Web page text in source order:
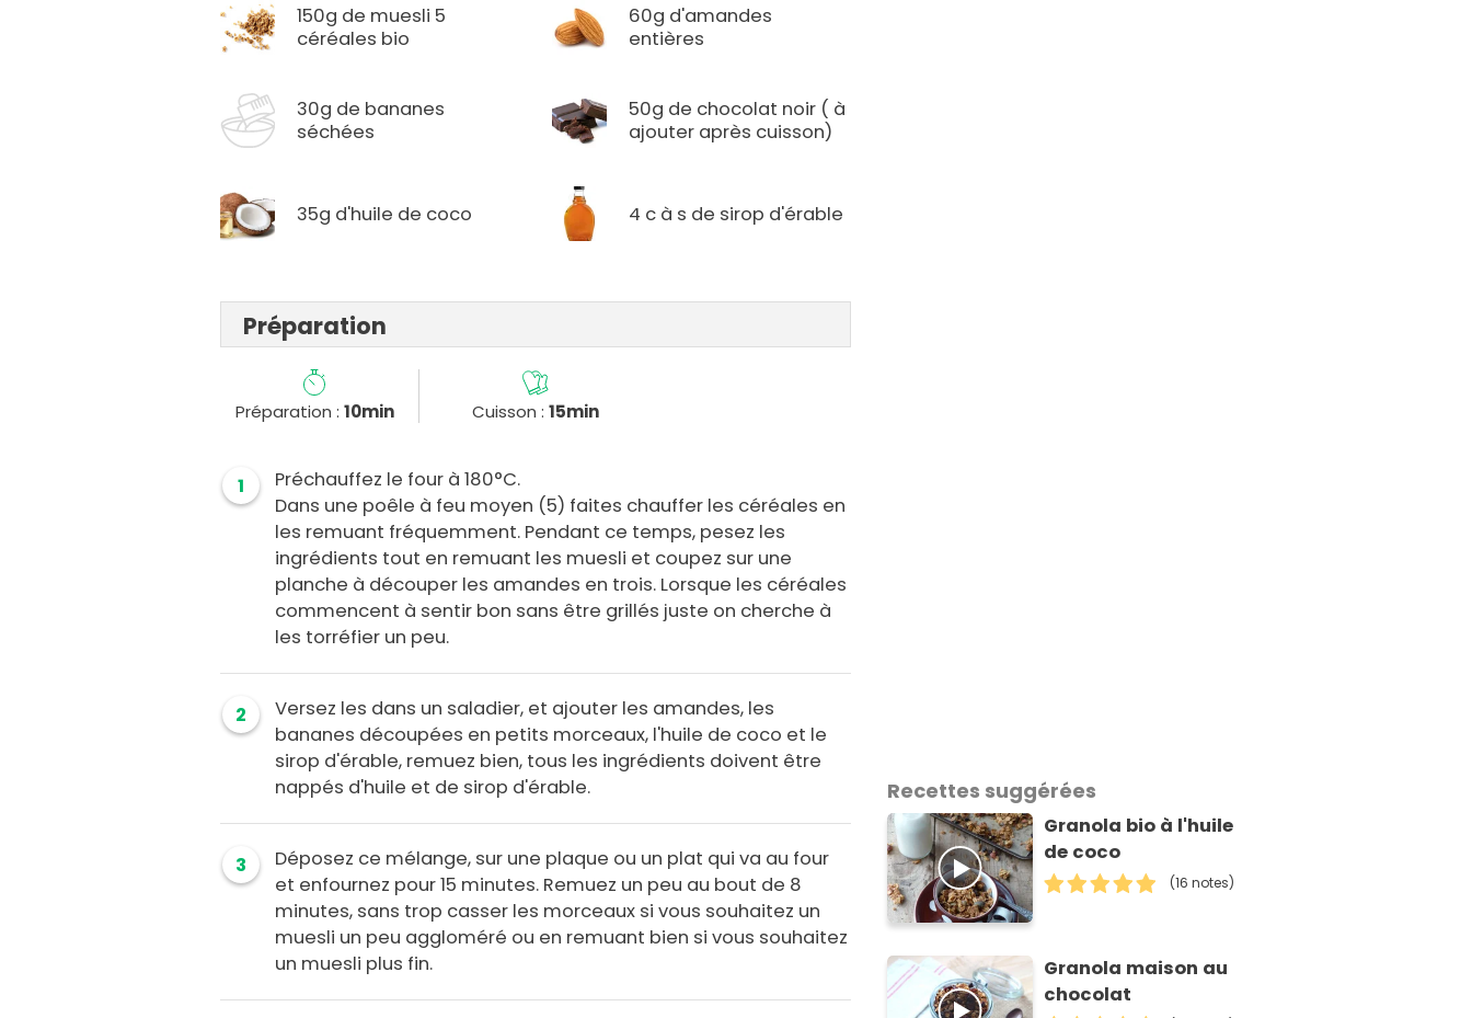
150g de muesli 5
céréales bio
60g d'amandes
entières
30g de bananes
séchées
50g de chocolat noir ( à
ajouter après cuisson)
35g d'huile de coco 4 c à s de sirop d'érable
Préparation
Préparation : 10min Cuisson :15min
1
Préchauffez le four à 180°C.
Dans une poêle à feu moyen (5) faites chauffer les céréales en
les remuant fréquemment. Pendant ce temps, pesez les
ingrédients tout en remuant les muesli et coupez sur une
planche à découper les amandes en trois. Lorsque les céréales
commencent à sentir bon sans être grillés juste on cherche à
les torréfier un peu.
2
Versez les dans un saladier, et ajouter les amandes, les
bananes découpées en petits morceaux, l'huile de coco et le
sirop d'érable, remuez bien, tous les ingrédients doivent être
nappés d'huile et de sirop d'érable.
3
Déposez ce mélange, sur une plaque ou un plat qui va au four
et enfournez pour 15 minutes. Remuez un peu au bout de 8
minutes, sans trop casser les morceaux si vous souhaitez un
muesli un peu aggloméré ou en remuant bien si vous souhaitez
un muesli plus fin.
Recettes suggérées
Granola bio à l'huile
de coco
(16 notes)
Granola maison au
chocolat